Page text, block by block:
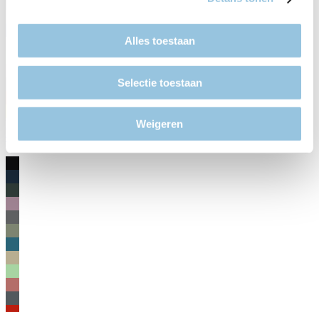
Alles toestaan
Selectie toestaan
Weigeren